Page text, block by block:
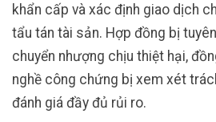
khẩn cấp và xác định giao dịch
tẩu tán tài sản. Hợp đồng bị
chuyển nhượng chịu thiệt hại,
nghề công chứng bị xem xét
đánh giá đầy đủ rủi ro.